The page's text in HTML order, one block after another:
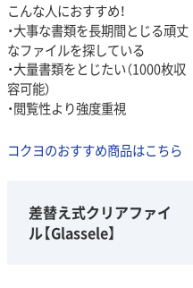
こんな人におすすめ！
・大事な書類を長期間とじる頑丈
なファイルを探している
・大量書類をとじたい（1000枚収
容可能）
・閲覧性より強度重視
コクヨのおすすめ商品はこちら
差替え式クリアファイ
ル【Glassele】